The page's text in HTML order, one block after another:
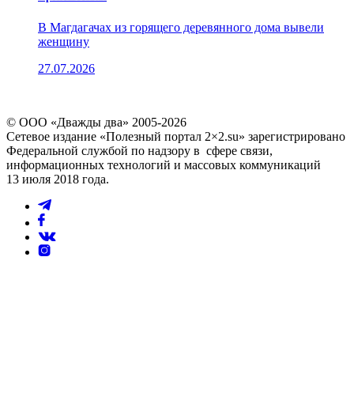
В Магдагачах из горящего деревянного дома вывели
женщину
27.07.2026
© ООО «Дважды два» 2005-2026
Сетевое издание «Полезный портал 2×2.su» зарегистрировано
Федеральной службой по надзору в сфере связи,
информационных технологий и массовых коммуникаций
13 июля 2018 года.